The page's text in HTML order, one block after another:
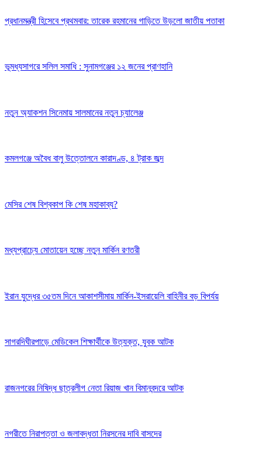
প্রধানমন্ত্রী হিসেবে প্রথমবার: তারেক রহমানের গাড়িতে উড়লো জাতীয় পতাকা
ভূমধ্যসাগরে সলিল সমাধি : সুনামগঞ্জের ১২ জনের প্রাণহানি
নতুন অ্যাকশন সিনেমায় সালমানের নতুন চ্যালেঞ্জ
কমলগঞ্জে অবৈধ বালু উত্তোলনে কারাদণ্ড, ৪ ট্রাক জব্দ
মেসির শেষ বিশ্বকাপ কি শেষ মহাকাব্য?
মধ্যপ্রাচ্যে মোতায়েন হচ্ছে নতুন মার্কিন রণতরী
ইরান যুদ্ধের ৩৫তম দিনে আকাশসীমায় মার্কিন-ইসরায়েলি বাহিনীর বড় বিপর্যয়
সাগরদিঘীরপাড়ে মেডিকেল শিক্ষার্থীকে উত্যক্ত, যুবক আটক
রাজনগরের নিষিদ্ধ ছাত্রলীগ নেতা রিয়াজ খান বিমানবন্দরে আটক
নগরীতে নিরাপত্তা ও জলাবদ্ধতা নিরসনের দাবি বাসদের